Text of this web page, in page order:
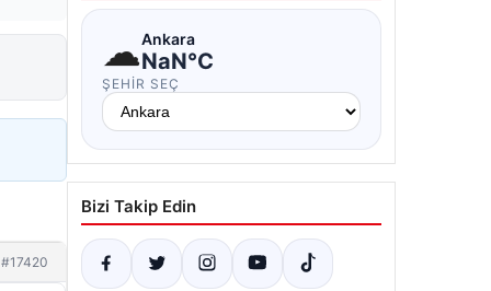
#17420
☁Ankara
NaN°C
ŞEHIR SEÇ
Bizi Takip Edin